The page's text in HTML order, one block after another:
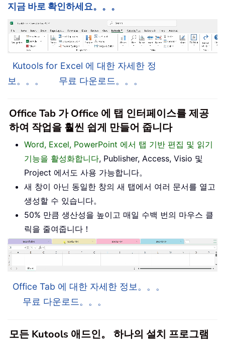
지금 바로 확인하세요。。。
Kutools for Excel 에 대한 자세한 정
보。。。
무료 다운로드。。。
Office Tab 가 Office 에 탭 인터페이스를 제공
하여 작업을 훨씬 쉽게 만들어 줍니다
Word, Excel, PowerPoint 에서 탭 기반 편집 및 읽기
기능을 활성화합니다, Publisher, Access, Visio 및
Project 에서도 사용 가능합니다。
새 창이 아닌 동일한 창의 새 탭에서 여러 문서를 열고
생성할 수 있습니다。
50% 만큼 생산성을 높이고 매일 수백 번의 마우스 클
릭을 줄여줍니다！
Office Tab 에 대한 자세한 정보。。。
무료 다운로드。。。
모든 Kutools 애드인。 하나의 설치 프로그램